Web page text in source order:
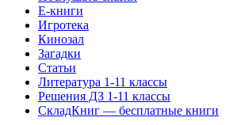
Е-книги
Игротека
Кинозал
Загадки
Статьи
Литература 1-11 классы
Решения ДЗ 1-11 классы
СкладКниг — бесплатные книги